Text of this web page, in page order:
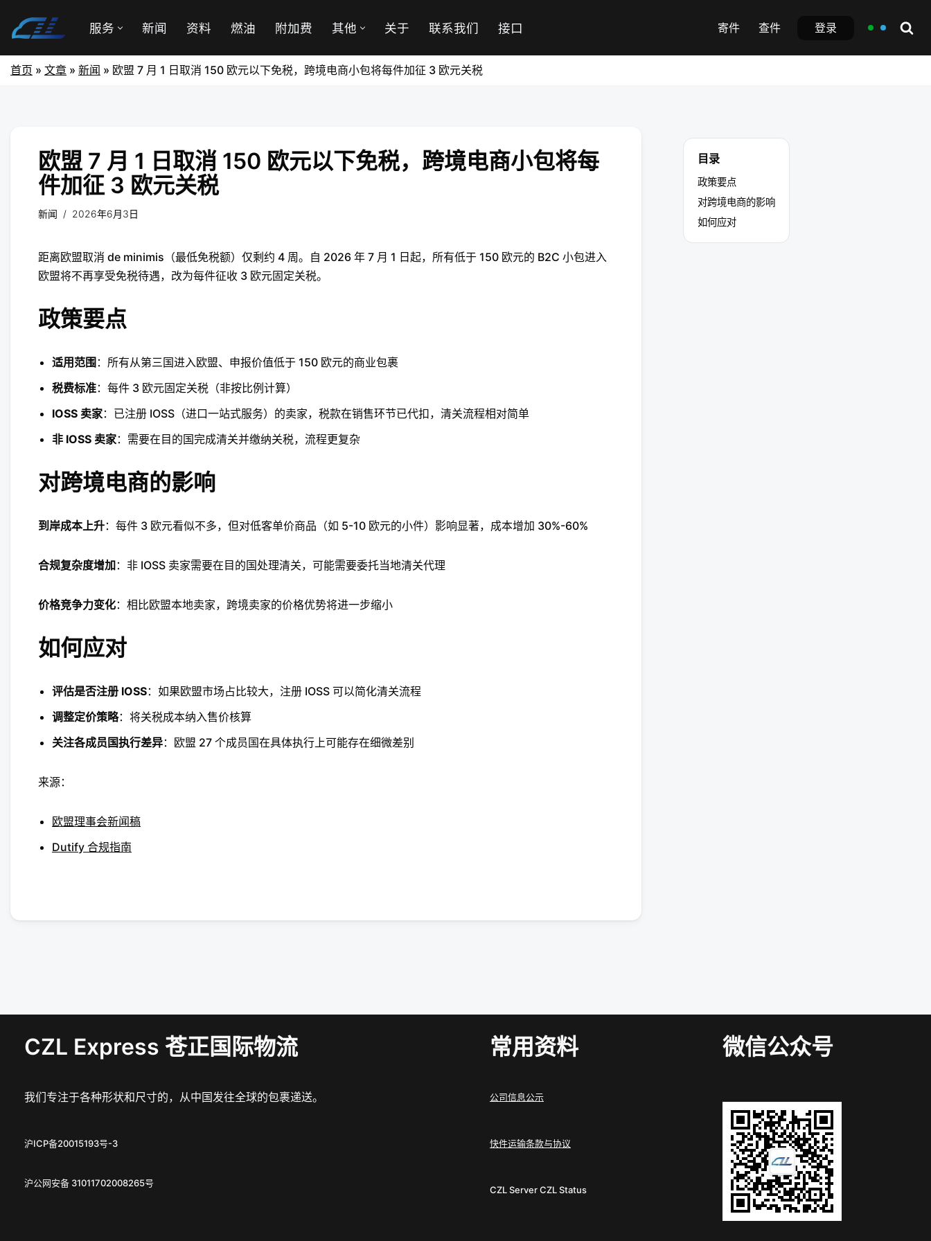
服务 新闻 资料 燃油 附加费 其他 关于 联系我们 接口 寄件 查件 登录
首页 » 文章 » 新闻 » 欧盟 7 月 1 日取消 150 欧元以下免税，跨境电商小包将每件加征 3 欧元关税
欧盟 7 月 1 日取消 150 欧元以下免税，跨境电商小包将每
件加征 3 欧元关税
新闻 2026年6月3日
距离欧盟取消 de minimis（最低免税额）仅剩约 4 周。自 2026 年 7 月 1 日起，所有低于 150 欧元的 B2C 小包进入
欧盟将不再享受免税待遇，改为每件征收 3 欧元固定关税。
政策要点
适用范围 ：所有从第三国进入欧盟、申报价值低于 150 欧元的商业包裹
税费标准：每件 3 欧元固定关税（非按比例计算）
IOSS 卖家：已注册 IOSS（进口一站式服务）的卖家，税款在销售环节已代扣，清关流程相对简单
非 IOSS 卖家：需要在目的国完成清关并缴纳关税，流程更复杂
对跨境电商的影响
到岸成本上升：每件 3 欧元看似不多，但对低客单价商品（如 5-10 欧元的小件）影响显著，成本增加 30%-60%
合规复杂度增加 ：非 IOSS 卖家需要在目的国处理清关，可能需要委托当地清关代理
价格竞争力变化：相比欧盟本地卖家，跨境卖家的价格优势将进一步缩小
如何应对
评估是否注册 IOSS：如果欧盟市场占比较大，注册 IOSS 可以简化清关流程
调整定价策略：将关税成本纳入售价核算
关注各成员国执行差异：欧盟 27 个成员国在具体执行上可能存在细微差别
来源：
欧盟理事会新闻稿
Dutify 合规指南
目录
政策要点
对跨境电商的影响
如何应对
CZL Express 苍正国际物流
我们专注于各种形状和尺寸的，从中国发往全球的包裹递送。
沪ICP备20015193号-3
沪公网安备 31011702008265号
常用资料
公司信息公示
快件运输条款与协议
CZL ServerCZL Status
微信公众号